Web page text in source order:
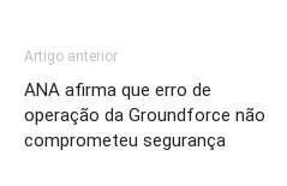
Artigo anterior
ANA afirma que erro de
operação da Groundforce não
comprometeu segurança